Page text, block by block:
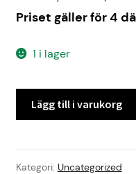
Priset gäller för 4
1 i lager
EXPRESS
KLASS1
Lägg till i varukorg
Kategori: Uncategorized